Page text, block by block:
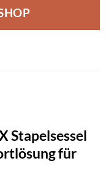
Stapelsessel
für